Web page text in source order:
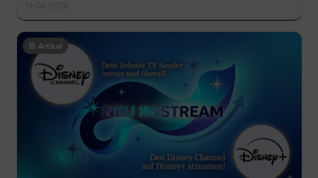
19.06.2026
Artikel